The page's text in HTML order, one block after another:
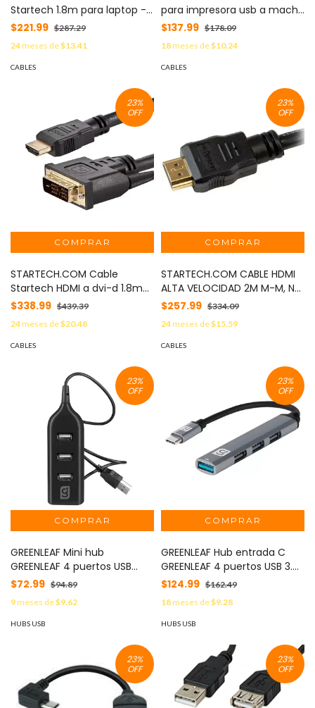
Startech 1.8m para laptop -
NEMA 15P a C5 MOD:
PXT101NB3S
$221.99 $287.29
24meses de$13.41
CABLES
para impresora usb a macho
a usb b macho MOD:
USB2HAB3M
$137.99 $178.09
18meses de$10.24
CABLES
23%
OFF
STARTECH.COM Cable
Startech HDMI a dvi-d 1.8m
m-m negro MOD:
HDMIDVIMM6
$338.99 $439.39
24meses de$20.48
CABLES
23%
OFF
STARTECH.COM CABLE HDMI
ALTA VELOCIDAD 2M M-M, NG.
STARTECH.COM MOD:
$257.99 $334.09
24meses de$15.59
CABLES
23%
OFF
GREENLEAF Mini hub
GREENLEAF 4 puertos USB
color negro MOD: 18-3505
$72.99 $94.89
9meses de$9.62
HUBS USB
23%
OFF
GREENLEAF Hub entrada C
GREENLEAF 4 puertos USB 3.0
plateado MOD: 18-3512
$124.99 $162.49
18meses de$9.28
HUBS USB
23%
OFF
23%
OFF